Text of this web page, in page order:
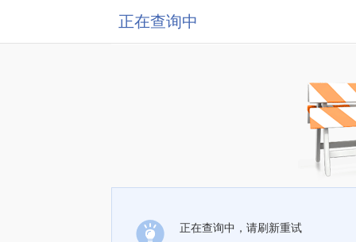
正在查询中
正在查询中，请刷新重试